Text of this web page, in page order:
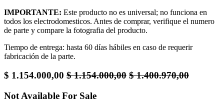
IMPORTANTE: Este producto no es universal; no funciona en
todos los electrodomesticos. Antes de comprar, verifique el numero
de parte y compare la fotografia del producto.
Tiempo de entrega: hasta 60 días hábiles en caso de requerir
fabricación de la parte.
$ 1.154.000,00 $1.154.000,00 $1.400.970,00
Not Available For Sale